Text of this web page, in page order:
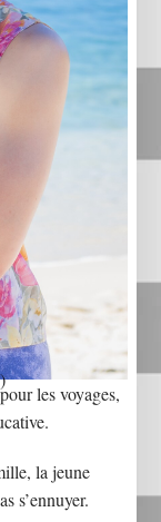
les voyages,
la jeune
s’ennuyer.